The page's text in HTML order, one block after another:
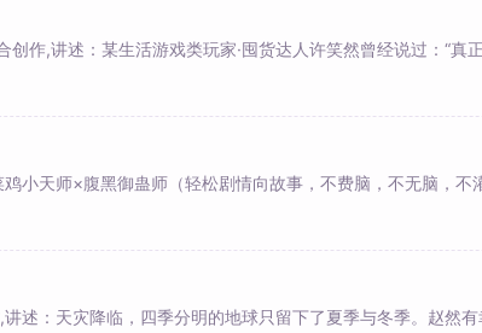
创作,讲述：某生活游戏类玩家·囤货达人许笑然曾经说过：“真
鸡小天师×腹黑御蛊师（轻松剧情向故事，不费脑，不无脑，不
讲述：天灾降临，四季分明的地球只留下了夏季与冬季。赵然